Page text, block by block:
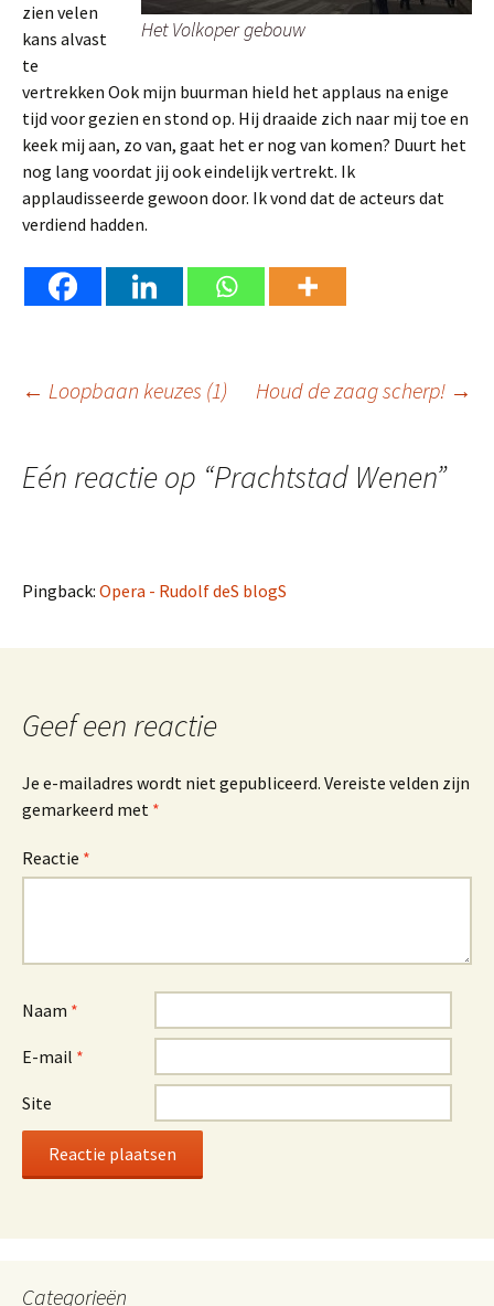
Het Volkoper gebouw
zien velen
kans alvast
te
vertrekken Ook mijn buurman hield het applaus na enige
tijd voor gezien en stond op. Hij draaide zich naar mij toe en
keek mij aan, zo van, gaat het er nog van komen? Duurt het
nog lang voordat jij ook eindelijk vertrekt. Ik
applaudisseerde gewoon door. Ik vond dat de acteurs dat
verdiend hadden.
Berichtnavigatie
← Loopbaan keuzes (1) Houd de zaag scherp! →
Eén reactie op “Prachtstad Wenen”
Pingback: Opera - Rudolf deS blogS
Geef een reactie
Je e-mailadres wordt niet gepubliceerd. Vereiste velden zijn
gemarkeerd met *
Reactie *
Naam *
E-mail *
Site
Categorieën